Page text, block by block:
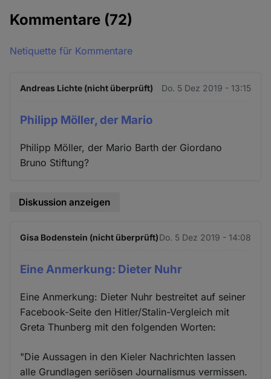
Kommentare (72)
Netiquette für Kommentare
Andreas Lichte (nicht überprüft) Do. 5 Dez 2019 - 13:15
Philipp Möller, der Mario
Philipp Möller, der Mario Barth der Giordano
Bruno Stiftung?
Diskussion anzeigen
Gisa Bodenstein (nicht überprüft)Do. 5 Dez 2019 - 14:08
Eine Anmerkung: Dieter Nuhr
Eine Anmerkung: Dieter Nuhr bestreitet auf seiner
Facebook-Seite den Hitler/Stalin-Vergleich mit
Greta Thunberg mit den folgenden Worten:
"Die Aussagen in den Kieler Nachrichten lassen
alle Grundlagen seriösen Journalismus vermissen.